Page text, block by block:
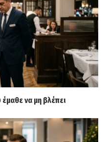
να μη βλέπει